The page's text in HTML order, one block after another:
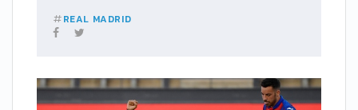
REAL MADRID